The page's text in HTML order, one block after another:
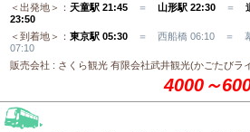
＜出発地＞： 天童駅 21:45 ＝ 山形駅 22:30 ＝
23:50
＜到着地＞： 東京駅 05:30 ＝ 西船橋 06:10 ＝
07:10
販売会社 : さくら観光 有限会社武井観光(かごたびラ
4000～